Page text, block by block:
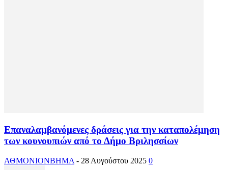
Επαναλαμβανόμενες δράσεις για την καταπολέμηση
των κουνουπιών από το Δήμο Βριλησσίων
ΑΘΜΟΝΙΟΝΒΗΜΑ - 28 Αυγούστου 2025 0